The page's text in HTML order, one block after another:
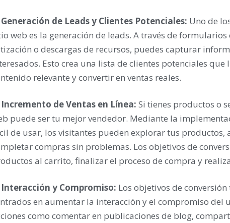
de Leads y Clientes Potenciales: Uno de
web es la generación de leads. A través de
o descargas de recursos, puedes capturar
Esto crea una lista de clientes potenciales
relevante y convertir en ventas reales.
Incremento de Ventas en Línea: Si tienes productos o
puede ser tu mejor vendedor. Mediante la
de usar, los visitantes pueden explorar tus productos,
compras sin problemas. Los objetivos de
al carrito, finalizar el proceso de compra y
y Compromiso: Los objetivos de
en aumentar la interacción y el compromiso del
como comentar en publicaciones de blog,